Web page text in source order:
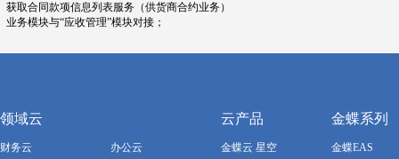
获取合同款项信息列表服务（供货商合约业务）
业务模块与“应收管理”模块对接；
领域云
财务云
办公云
云产品
金蝶云 星空
金蝶系列
金蝶EAS